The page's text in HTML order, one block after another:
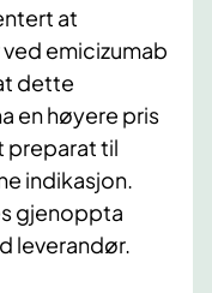
at
emicizumab
dette
en høyere pris
preparat til
indikasjon.
gjenoppta
leverandør.